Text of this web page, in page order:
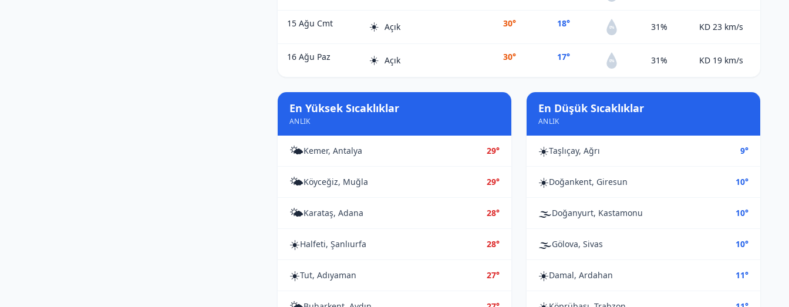
15 Ağu Cmt ☀️ Açık 30° 18° 0% 31% KD 23 km/s
16 Ağu Paz ☀️ Açık 30° 17° 0% 31% KD 19 km/s
En Yüksek Sıcaklıklar
ANLIK
🌤️Kemer, Antalya 29°
🌤️Köyceğiz, Muğla 29°
🌤️Karataş, Adana 28°
☀️Halfeti, Şanlıurfa 28°
☀️Tut, Adıyaman 27°
En Düşük Sıcaklıklar
ANLIK
☀️Taşlıçay, Ağrı 9°
☀️Doğankent, Giresun 10°
🌫️Doğanyurt, Kastamonu 10°
🌫️Gölova, Sivas 10°
☀️Damal, Ardahan 11°